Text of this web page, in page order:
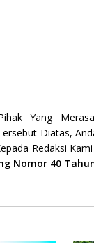
Yang
Diatas,
Redaksi Kami
Nomor 40